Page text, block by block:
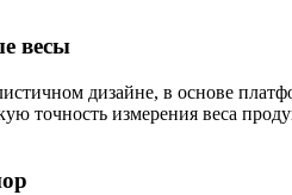
весы
дизайне, в основе
точность измерения веса